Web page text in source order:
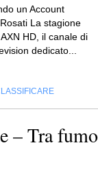
un Account
La stagione
HD, il canale di
dedicato...
– Tra fumo